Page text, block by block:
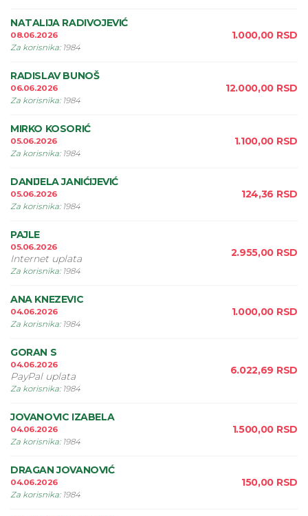
NATALIJA RADIVOJEVIĆ
08.06.2026
Za korisnika: 1984
1.000,00 RSD
RADISLAV BUNOŠ
06.06.2026
Za korisnika: 1984
12.000,00 RSD
MIRKO KOSORIĆ
05.06.2026
Za korisnika: 1984
1.100,00 RSD
DANIJELA JANIĆIJEVIĆ
05.06.2026
Za korisnika: 1984
124,36 RSD
PAJLE
05.06.2026
Internet uplata
Za korisnika: 1984
2.955,00 RSD
ANA KNEZEVIC
04.06.2026
Za korisnika: 1984
1.000,00 RSD
GORAN S
04.06.2026
PayPal uplata
Za korisnika: 1984
6.022,69 RSD
JOVANOVIC IZABELA
04.06.2026
Za korisnika: 1984
1.500,00 RSD
DRAGAN JOVANOVIĆ
04.06.2026
Za korisnika: 1984
150,00 RSD